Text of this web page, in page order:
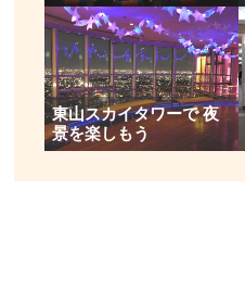
東山スカイタワーで 夜
景を楽しもう